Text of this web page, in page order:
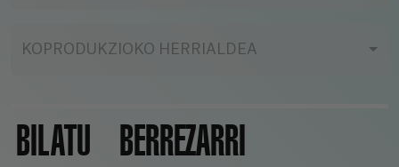
KOPRODUKZIOKO HERRIALDEA
BILATU BERREZARRI